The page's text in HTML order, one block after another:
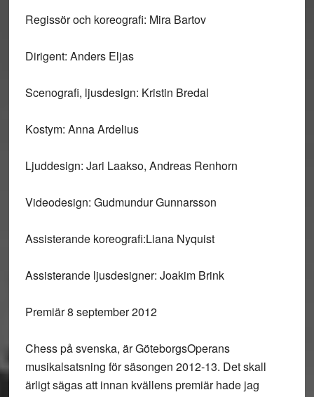
Regissör och koreografi: Mira Bartov
Dirigent: Anders Eljas
Scenografi, ljusdesign: Kristin Bredal
Kostym: Anna Ardelius
Ljuddesign: Jari Laakso, Andreas Renhorn
Videodesign: Gudmundur Gunnarsson
Assisterande koreografi:Liana Nyquist
Assisterande ljusdesigner: Joakim Brink
Premiär 8 september 2012
Chess på svenska, är GöteborgsOperans
musikalsatsning för säsongen 2012-13. Det skall
ärligt sägas att innan kvällens premiär hade jag